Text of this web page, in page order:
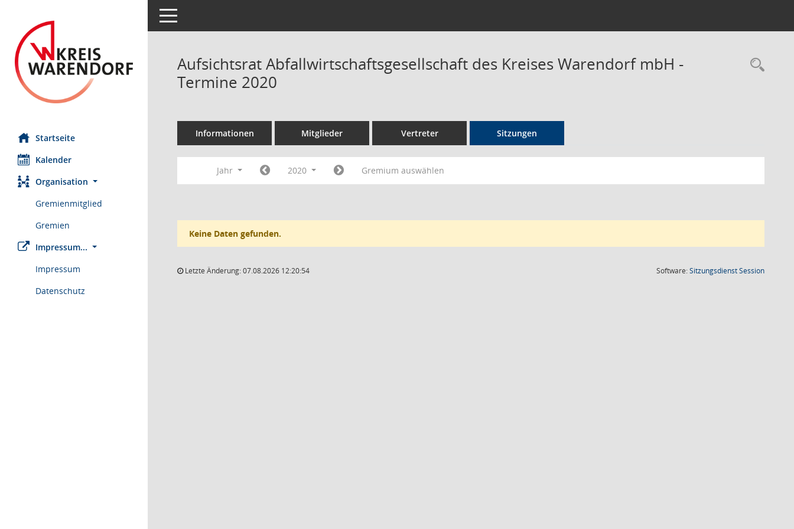
Startseite
Kalender
Organisation
Gremienmitglied
Gremien
Impressum...
Impressum
Datenschutz
Toggle navigation
Aufsichtsrat Abfallwirtschaftsgesellschaft des Kreises Warendorf mbH -
Termine 2020
Informationen Mitglieder Vertreter Sitzungen
Jahr 2020 Gremium auswählen
Keine Daten gefunden.
Letzte Änderung: 07.08.2026 12:20:54 Software:SitzungsdienstSession(Wird in